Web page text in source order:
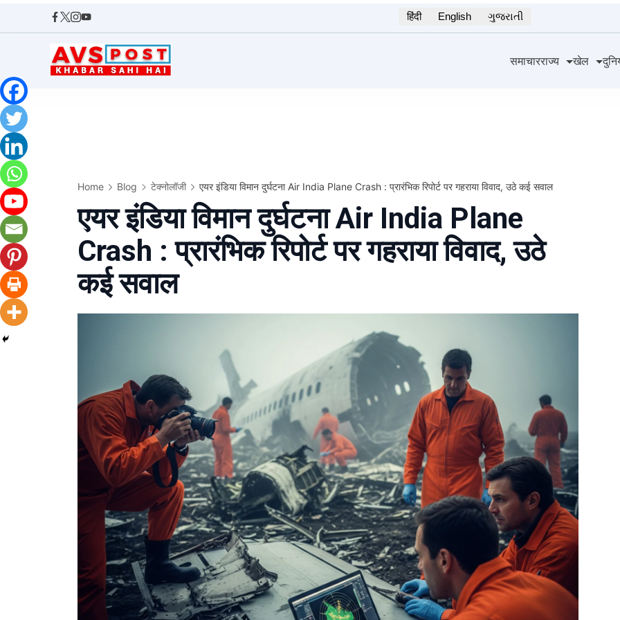
हिंदी English ગુજરાતી
समाचारराज्य खेल
Home Blog टेक्नोलॉजी एयर इंडिया विमान दुर्घटना Air India Plane Crash : प्रारंभिक रिपोर्ट पर गहराया विवाद, उठे कई सवाल
एयर इंडिया विमान दुर्घटना Air India Plane
Crash : प्रारंभिक रिपोर्ट पर गहराया विवाद, उठे
कई सवाल